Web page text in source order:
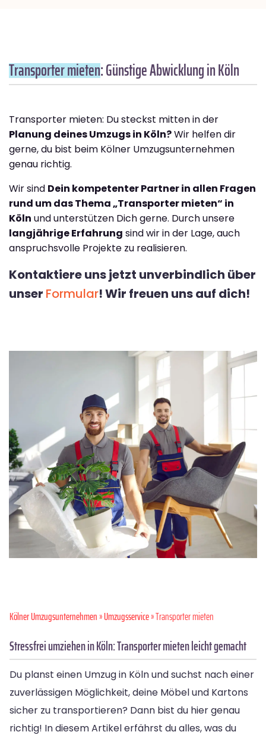
Transporter mieten: Günstige Abwicklung in Köln
Transporter mieten: Du steckst mitten in der
Planung deines Umzugs in Köln?Wir helfen dir
gerne, du bist beim Kölner Umzugsunternehmen
genau richtig.
Wir sind Dein kompetenter Partner in allen Fragen
rund um das Thema „Transporter mieten“ in
Köln und unterstützen Dich gerne. Durch unsere
langjährige Erfahrung sind wir in der Lage, auch
anspruchsvolle Projekte zu realisieren.
Kontaktiere uns jetzt unverbindlich über
unser Formular! Wir freuen uns auf dich!
Kölner Umzugsunternehmen»Umzugsservice» Transporter mieten
Stressfrei umziehen in Köln: Transporter mieten leicht gemacht
Du planst einen Umzug in Köln und suchst nach einer
zuverlässigen Möglichkeit, deine Möbel und Kartons
sicher zu transportieren? Dann bist du hier genau
richtig! In diesem Artikel erfährst du alles, was du